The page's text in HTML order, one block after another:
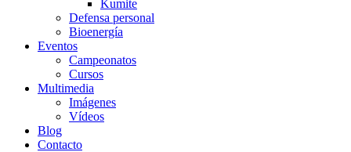
Kumite
Defensa personal
Bioenergía
Eventos
Campeonatos
Cursos
Multimedia
Imágenes
Vídeos
Blog
Contacto